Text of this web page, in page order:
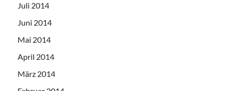
Juli 2014
Juni 2014
Mai 2014
April 2014
März 2014